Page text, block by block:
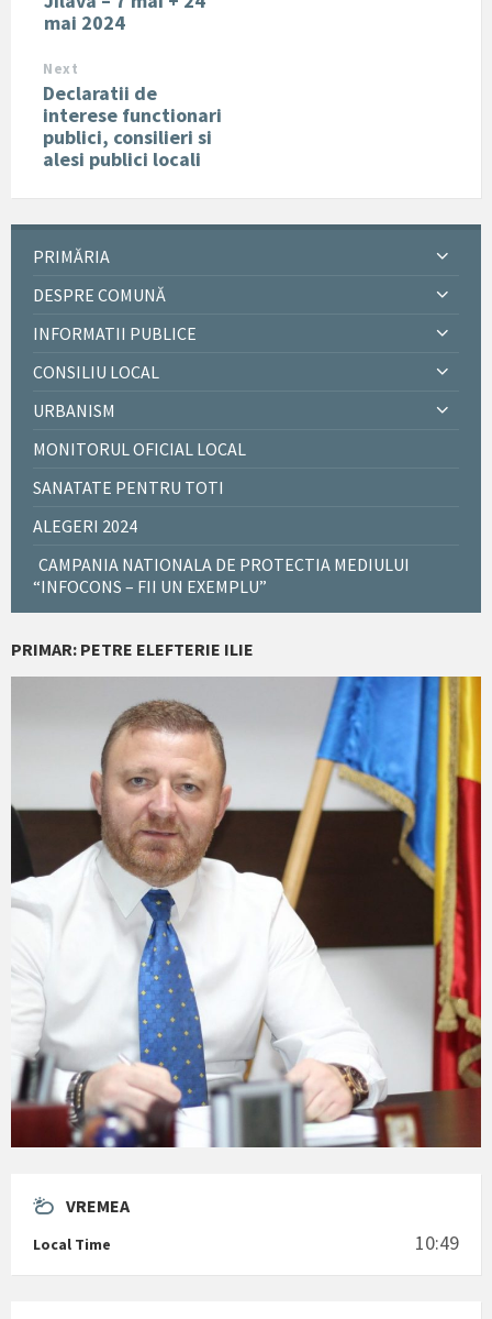
mai 2024
Next
Declaratii de
interese functionari
publici, consilieri si
alesi publici locali
PRIMĂRIA
DESPRE COMUNĂ
INFORMATII PUBLICE
CONSILIU LOCAL
URBANISM
MONITORUL OFICIAL LOCAL
SANATATE PENTRU TOTI
ALEGERI 2024
CAMPANIA NATIONALA DE PROTECTIA MEDIULUI
“INFOCONS – FII UN EXEMPLU”
PRIMAR: PETRE ELEFTERIE ILIE
VREMEA
Local Time 10:49